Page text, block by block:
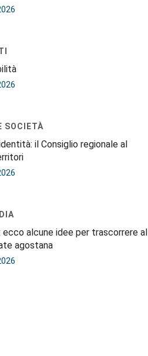
SOCIETÀ
il Consiglio regionale al
ecco alcune idee per trascorrere al
agostana